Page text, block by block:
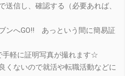
送信し、確認する（必要あれば、
ンへGO!! あっという間に簡易証
手軽に証明写真が撮れます☆
くないので就活や転職活動などに